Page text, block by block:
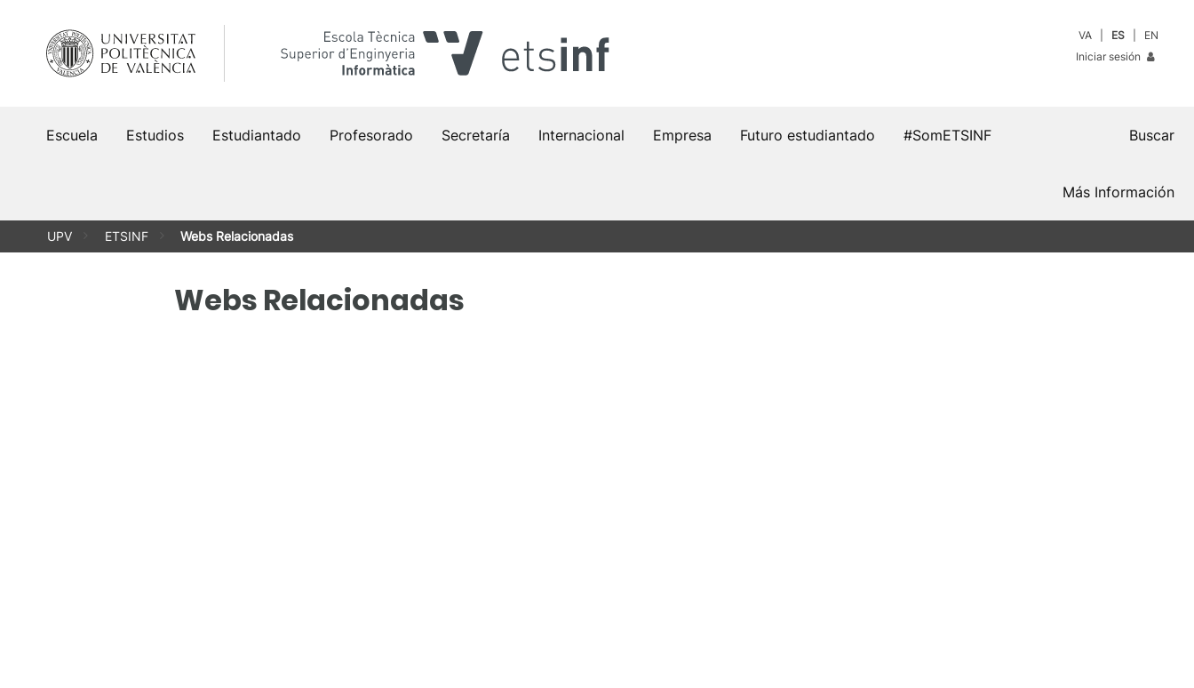
contenido
VA ES
EN
Iniciar sesión
Escuela Estudios Estudiantado Profesorado Secretaría Internacional Empresa Futuro estudiantado #SomETSINF Buscar
Más Información
UPV ETSINF Webs Relacionadas
Webs Relacionadas